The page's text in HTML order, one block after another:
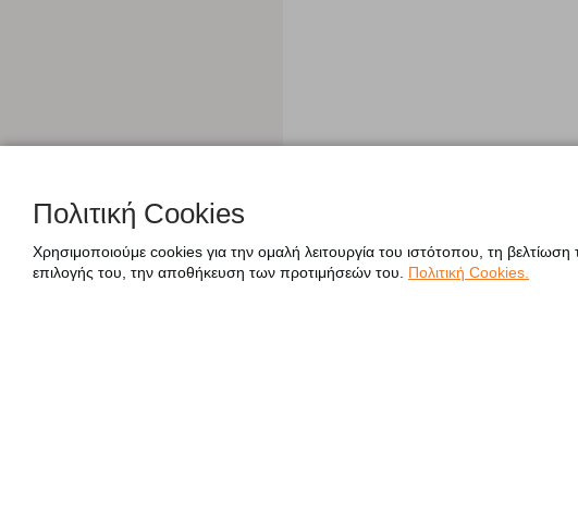
Πολιτική Cookies
Χρησιμοποιούμε cookies για την ομαλή λειτουργία του ιστότοπου, τη
επιλογής του, την αποθήκευση των προτιμήσεών του.
Πολιτική Cookies.